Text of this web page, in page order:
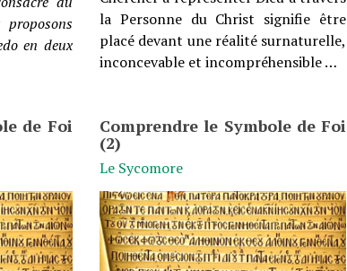
en deux
la Personne du Christ signifie être
placé devant une réalité surnaturelle,
inconcevable et incompréhensible …
de Foi Comprendre le Symbole de Foi
(2)
Le Sycomore